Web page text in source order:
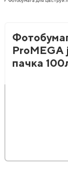
ProMEGA
пачка